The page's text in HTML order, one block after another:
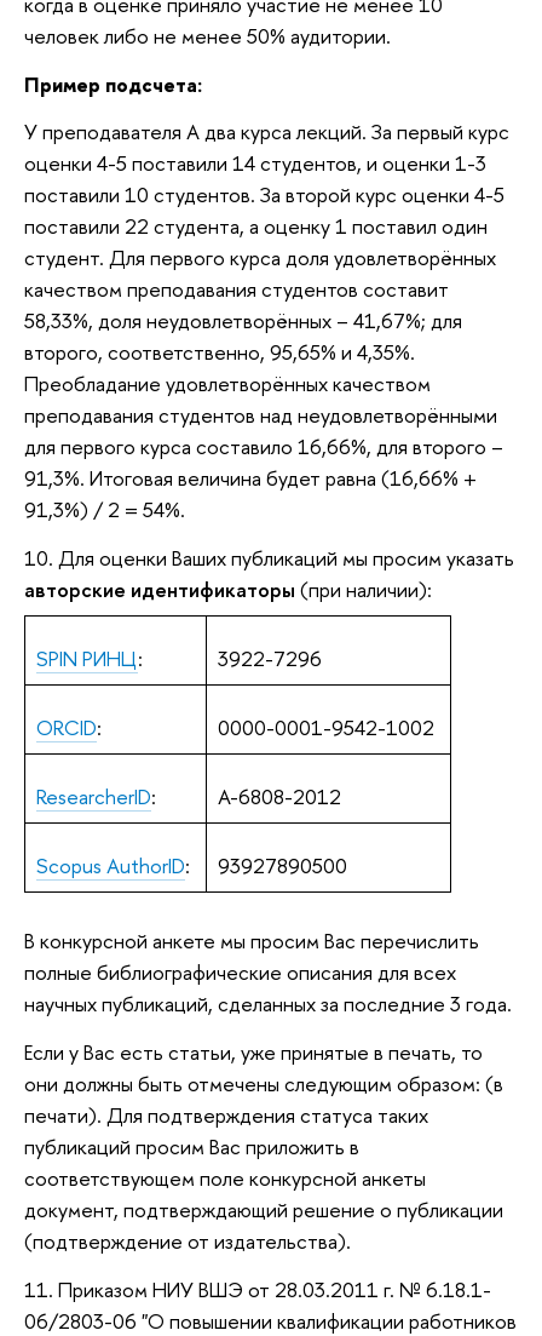
человек либо не менее 50% аудитории.
Пример подсчета:
У преподавателя А два курса лекций. За первый курс
оценки 4-5 поставили 14 студентов, и оценки 1-3
поставили 10 студентов. За второй курс оценки 4-5
поставили 22 студента, а оценку 1 поставил один
студент. Для первого курса доля удовлетворённых
качеством преподавания студентов составит
58,33%, доля неудовлетворённых – 41,67%; для
второго, соответственно, 95,65% и 4,35%.
Преобладание удовлетворённых качеством
преподавания студентов над неудовлетворёнными
для первого курса составило 16,66%, для второго –
91,3%. Итоговая величина будет равна (16,66% +
91,3%) / 2 = 54%.
10. Для оценки Ваших публикаций мы просим указать
авторские идентификаторы (при наличии):
SPIN РИНЦ: 3922-7296
ORCID: 0000-0001-9542-1002
ResearcherID: A-6808-2012
Scopus AuthorID: 93927890500
В конкурсной анкете мы просим Вас перечислить
полные библиографические описания для всех
научных публикаций, сделанных за последние 3 года.
Если у Вас есть статьи, уже принятые в печать, то
они должны быть отмечены следующим образом: (в
печати). Для подтверждения статуса таких
публикаций просим Вас приложить в
соответствующем поле конкурсной анкеты
документ, подтверждающий решение о публикации
(подтверждение от издательства).
11. Приказом НИУ ВШЭ от 28.03.2011 г. № 6.18.1-
06/2803-06 "О повышении квалификации работников